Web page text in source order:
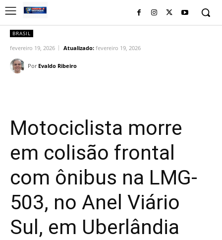
BRASIL
fevereiro 19, 2026 Atualizado: fevereiro 19, 2026
Por Evaldo Ribeiro
Motociclista morre
em colisão frontal
com ônibus na LMG-
503, no Anel Viário
Sul, em Uberlândia